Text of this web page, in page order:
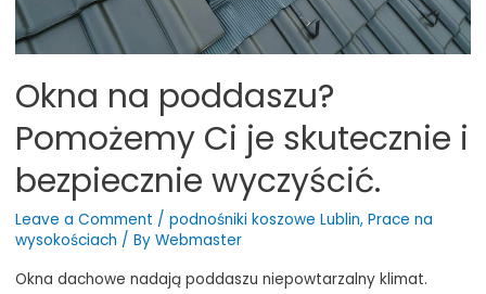
Okna na poddaszu?
Pomożemy Ci je skutecznie i
bezpiecznie wyczyścić.
Leave a Comment / podnośniki koszowe Lublin, Prace na
wysokościach / By Webmaster
Okna dachowe nadają poddaszu niepowtarzalny klimat.